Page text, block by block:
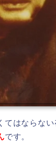
てはならな
です。